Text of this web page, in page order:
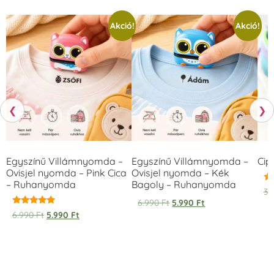
❮
Akció!
Egyszínű Villámnyomda –
Ovisjel nyomda – Pink Cica
– Ruhanyomda
Értékelés:
5.00
6.990Ft 5.990 Ft
Akció!
Egyszínű Villámnyomda –
Ovisjel nyomda – Kék
Bagoly – Ruhanyomda
6.990Ft 5.990 Ft
❯